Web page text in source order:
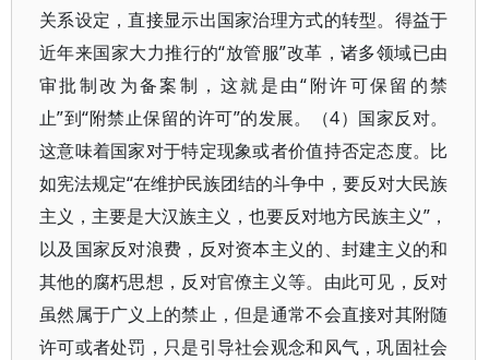
关系设定，直接显示出国家治理方式的转型。得益于
近年来国家大力推行的“放管服”改革，诸多领域已由
审批制改为备案制，这就是由“附许可保留的禁
止”到“附禁止保留的许可”的发展。（4）国家反对。
这意味着国家对于特定现象或者价值持否定态度。比
如宪法规定“在维护民族团结的斗争中，要反对大民族
主义，主要是大汉族主义，也要反对地方民族主义”，
以及国家反对浪费，反对资本主义的、封建主义的和
其他的腐朽思想，反对官僚主义等。由此可见，反对
虽然属于广义上的禁止，但是通常不会直接对其附随
许可或者处罚，只是引导社会观念和风气，巩固社会